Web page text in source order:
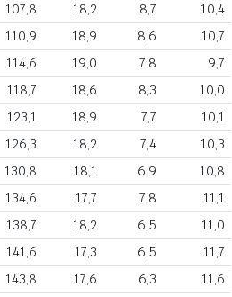
107,8 18,2 8,7
10,4
110,9 18,9 8,6
10,7
114,6 19,0 7,8
9,7
118,7 18,6 8,3
10,0
123,1 18,9 7,7
10,1
126,3 18,2 7,4
10,3
130,8 18,1 6,9
10,8
134,6 17,7 7,8
11,1
138,7 18,2 6,5
11,0
141,6 17,3 6,5
11,7
143,8 17,6 6,3
11,6